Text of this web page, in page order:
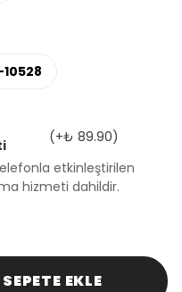
(+₺ 89.90)
etkinleştirilen
hizmeti dahildir.
SEPETE EKLE